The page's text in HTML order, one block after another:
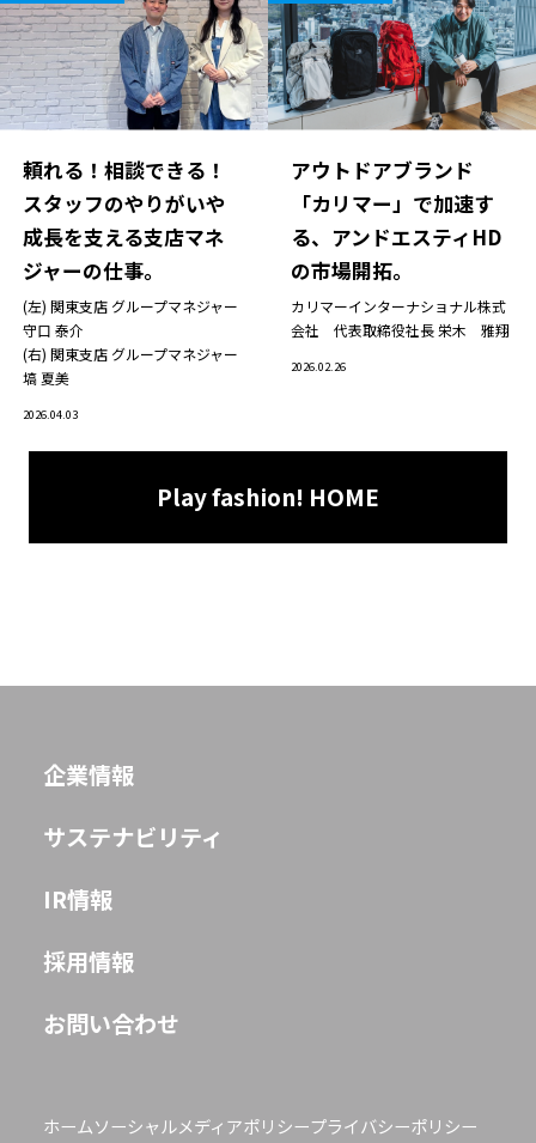
頼れる！相談できる！
スタッフのやりがいや
成長を支える支店マネ
ジャーの仕事。
(左) 関東支店 グループマネジャー
守口 泰介
(右) 関東支店 グループマネジャー
塙 夏美
2026.04.03
アウトドアブランド
「カリマー」で加速す
る、アンドエスティHD
の市場開拓。
カリマーインターナショナル株式
会社 代表取締役社長 栄木 雅翔
2026.02.26
Play fashion! HOME
企業情報
サステナビリティ
IR情報
採用情報
お問い合わせ
ホームソーシャルメディアポリシープライバシーポリシー